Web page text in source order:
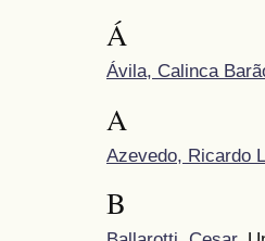
Á
Ávila, Calinca
A
Azevedo, Ricardo
B